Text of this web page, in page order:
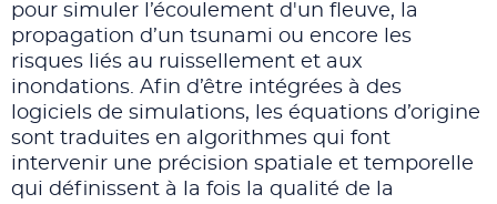
pour simuler l’écoulement d'un fleuve, la
propagation d’un tsunami ou encore les
risques liés au ruissellement et aux
inondations. Afin d’être intégrées à des
logiciels de simulations, les équations d’origine
sont traduites en algorithmes qui font
intervenir une précision spatiale et temporelle
qui définissent à la fois la qualité de la